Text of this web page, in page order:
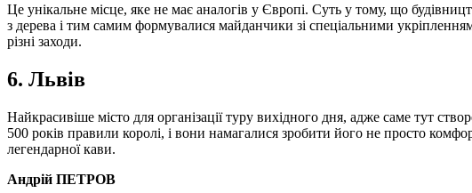
Це унікальне місце, яке не має аналогів у Європі. Суть у тому, що
з дерева і тим самим формувалися майданчики зі спеціальними
різні заходи.
6. Львів
Найкрасивіше місто для організації туру вихідного дня, адже саме тут
500 років правили королі, і вони намагалися зробити його не просто
легендарної кави.
Андрій ПЕТРОВ